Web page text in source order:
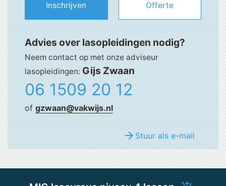
Inschrijven Offerte
Advies over lasopleidingen nodig?
Neem contact op met onze adviseur
lasopleidingen: Gijs Zwaan
06 1509 20 12
of gzwaan@vakwijs.nl
arrow_forward Stuur als e-mail